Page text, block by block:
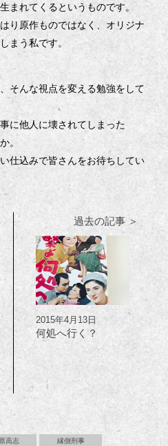
まれてくるというものです。
り原作ものではなく、オリジナ
まう私です。
そんな視点を変える勉強をして
に他人に壊されてしまった
。
仕込みで皆さんをお待ちしてい
過去の記事 ＞
2015年4月13日
何処へ行く？
高志 縁側刑事